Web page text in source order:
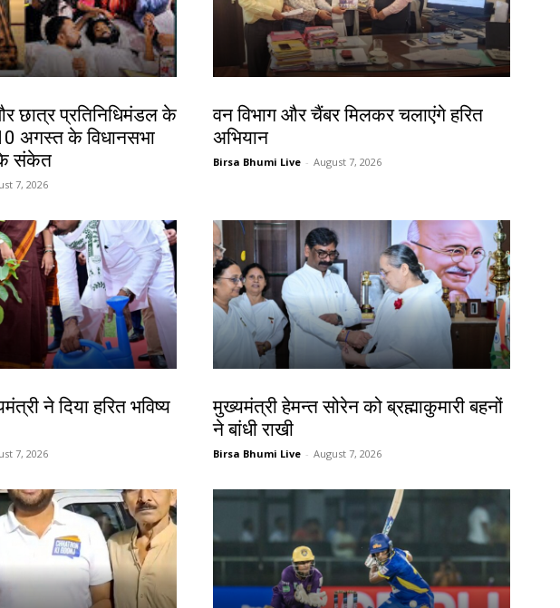
छात्र प्रतिनिधिमंडल के
10 अगस्त के विधानसभा
के संकेत
7, 2026
वन विभाग और चैंबर मिलकर चलाएंगे हरित
अभियान
Birsa Bhumi Live - August 7, 2026
ने दिया हरित भविष्य
7, 2026
मुख्यमंत्री हेमन्त सोरेन को ब्रह्माकुमारी बहनों
ने बांधी राखी
Birsa Bhumi Live - August 7, 2026